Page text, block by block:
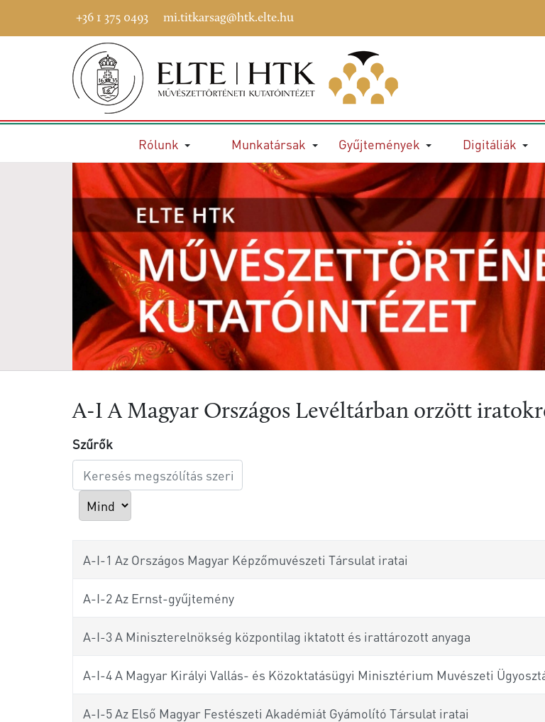
+36 1 375 0493 mi.titkarsag@htk.elte.hu
Rólunk Munkatársak Gyűjtemények Digitáliák
A-I A Magyar Országos Levéltárban orzött
Szűrők
megszólítás szerint
Tételek #
A-I-1 Az Országos Magyar Képzőmuvészeti Társulat iratai
A-I-2 Az Ernst-gyűjtemény
A-I-3 A Miniszterelnökség központilag iktatott és irattározott anyaga
A-I-4 A Magyar Királyi Vallás- és Közoktatásügyi Minisztérium Muvészeti
A-I-5 Az Első Magyar Festészeti Akadémiát Gyámolító Társulat iratai